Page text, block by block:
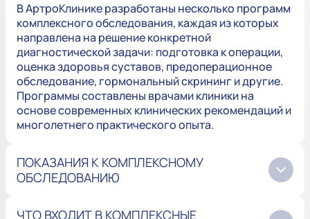
В АртроКлинике разработаны несколько программ
комплексного обследования, каждая из которых
направлена на решение конкретной
диагностической задачи: подготовка к операции,
оценка здоровья суставов, предоперационное
обследование, гормональный скрининг и другие.
Программы составлены врачами клиники на
основе современных клинических рекомендаций и
многолетнего практического опыта.
ПОКАЗАНИЯ К КОМПЛЕКСНОМУ
ОБСЛЕДОВАНИЮ
ЧТО ВХОДИТ В КОМПЛЕКСНЫЕ